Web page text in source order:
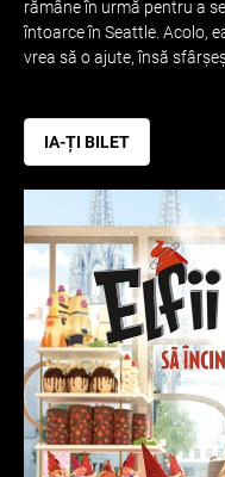
rămâne în urmă pentru a
întoarce în Seattle. Acolo,
vrea să o ajute, însă
IA-ȚI BILET